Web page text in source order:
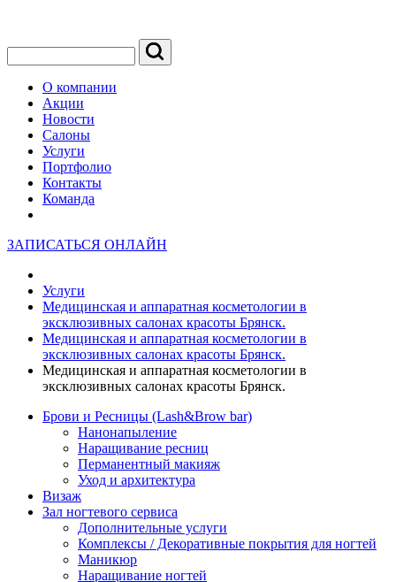
О компании
Акции
Новости
Салоны
Услуги
Портфолио
Контакты
Команда
ЗАПИСАТЬСЯ ОНЛАЙН
Услуги
Медицинская и аппаратная косметологии в
эксклюзивных салонах красоты Брянск.
Медицинская и аппаратная косметологии в
эксклюзивных салонах красоты Брянск.
Медицинская и аппаратная косметологии в
эксклюзивных салонах красоты Брянск.
Брови и Ресницы (Lash&Brow bar)
Нанонапыление
Наращивание ресниц
Перманентный макияж
Уход и архитектура
Визаж
Зал ногтевого сервиса
Дополнительные услуги
Комплексы / Декоративные покрытия для ногтей
Маникюр
Наращивание ногтей